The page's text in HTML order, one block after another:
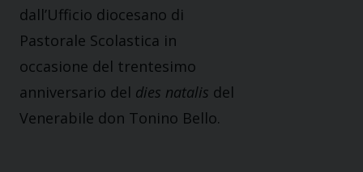
dall’Ufficio diocesano di
Pastorale Scolastica in
occasione del trentesimo
anniversario del dies natalis del
Venerabile don Tonino Bello.